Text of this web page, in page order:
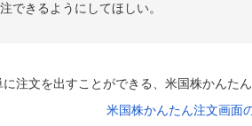
できるようにしてほしい。
注文を出すことができる、米国株かんた
米国株かんたん注文画面